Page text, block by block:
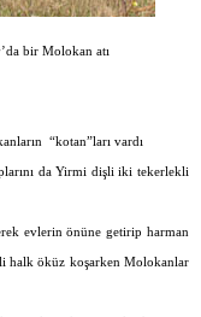
Molokan atı
“kotan”ları vardı
da Yirmi dişli iki tekerlekli
evlerin önüne getirip harman
halk öküz koşarken Molokanlar